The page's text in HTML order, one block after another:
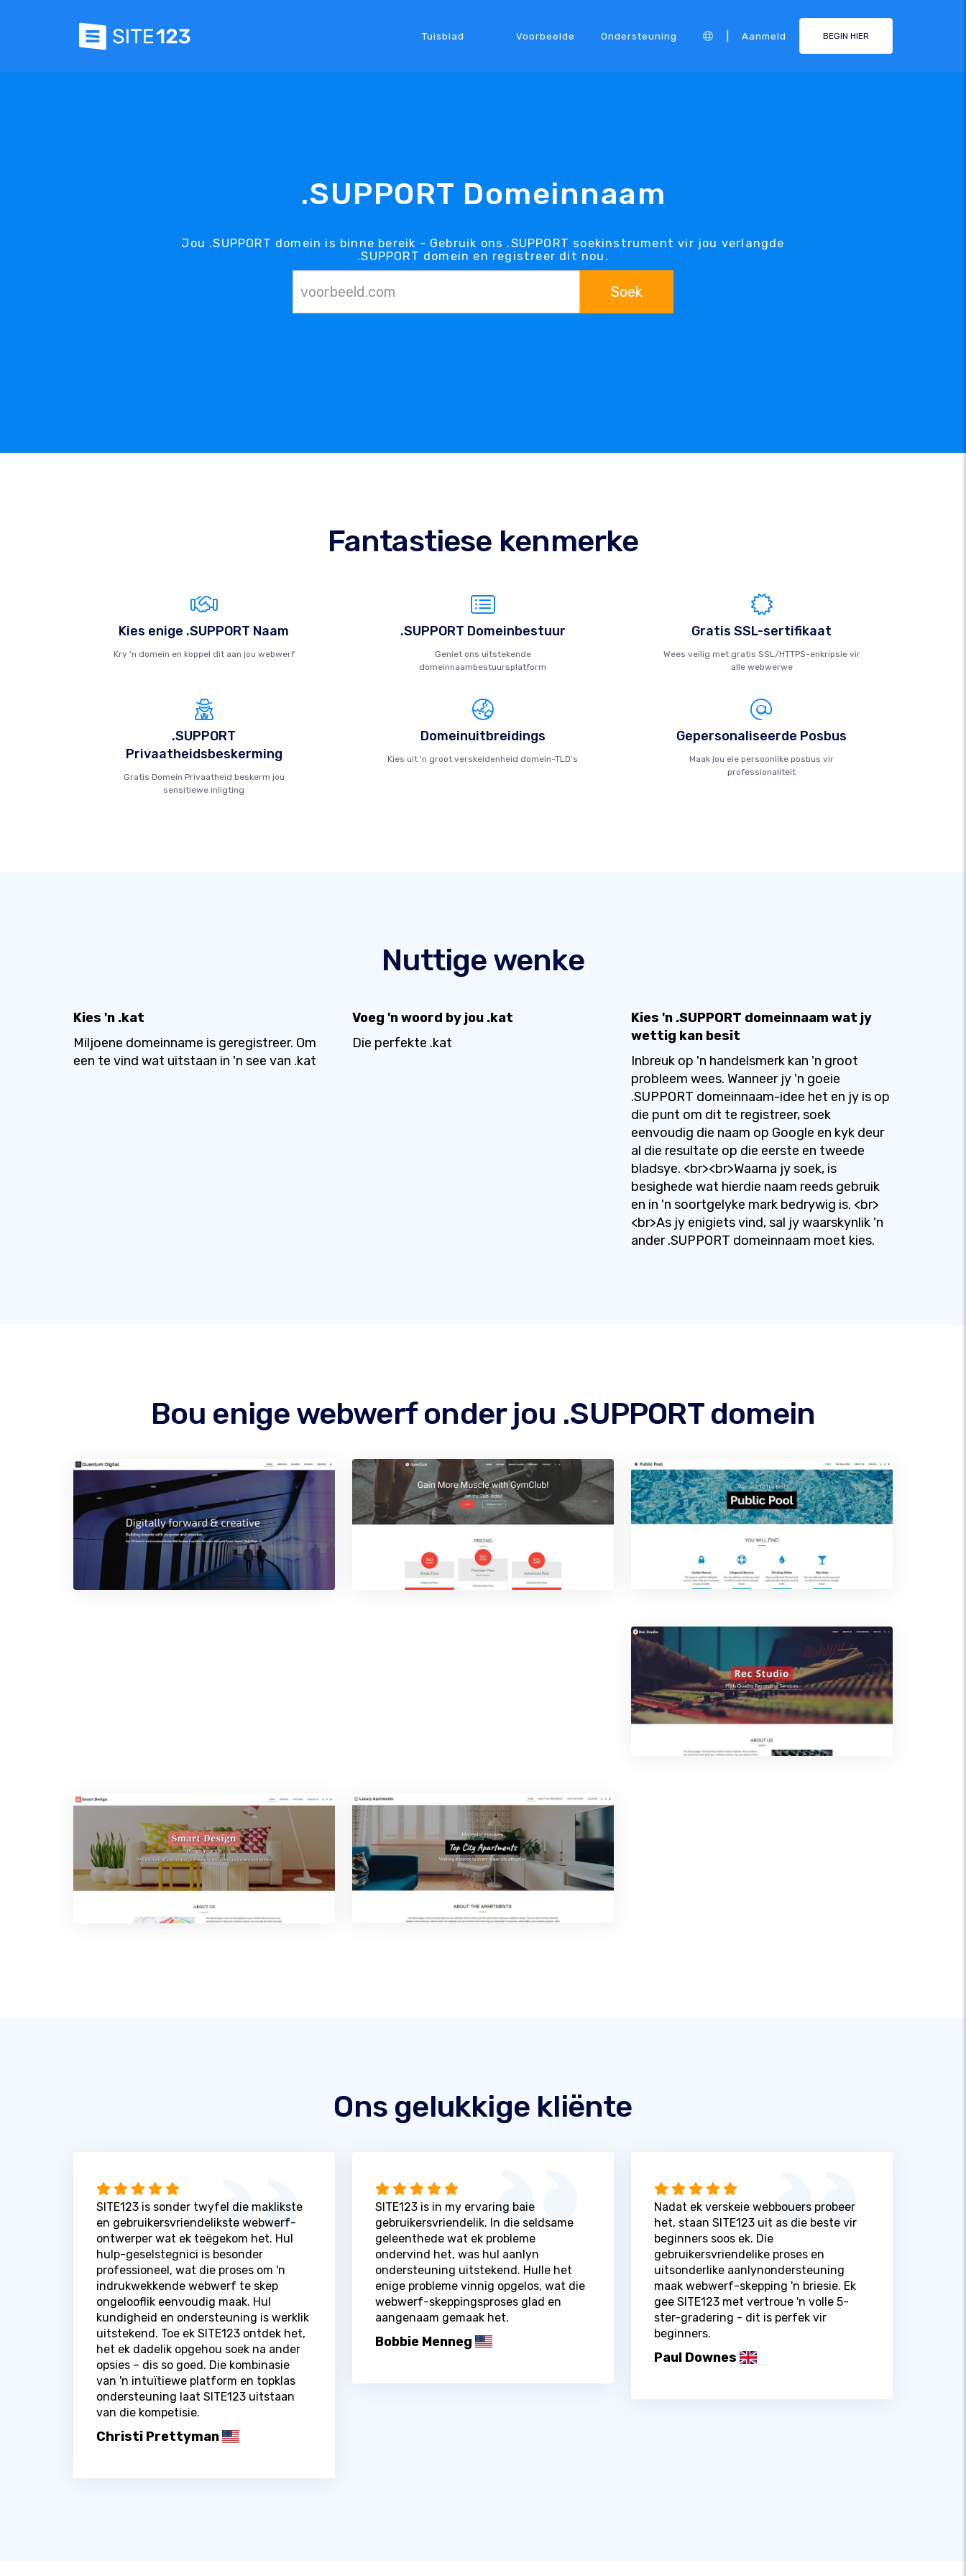
Tuisblad Voorbeelde Ondersteuning Aanmeld BEGIN HIER
.SUPPORT Domeinnaam
Jou .SUPPORT domein is binne bereik - Gebruik ons .SUPPORT soekinstrument vir jou verlangde
.SUPPORT domein en registreer dit nou.
Soek
Fantastiese kenmerke
Kies enige .SUPPORT Naam
Kry 'n domein en koppel dit aan jou webwerf
.SUPPORT Domeinbestuur
Geniet ons uitstekende
domeinnaambestuursplatform
Gratis SSL-sertifikaat
Wees veilig met gratis SSL/HTTPS-enkripsie vir
alle webwerwe
.SUPPORT
Privaatheidsbeskerming
Gratis Domein Privaatheid beskerm jou
sensitiewe inligting
Domeinuitbreidings
Kies uit 'n groot verskeidenheid domein-TLD's
Gepersonaliseerde Posbus
Maak jou eie persoonlike posbus vir
professionaliteit
Nuttige wenke
Kies 'n .kat
Miljoene domeinname is geregistreer. Om
een ​​te vind wat uitstaan ​​in 'n see van .kat
Voeg 'n woord by jou .kat
Die perfekte .kat
Kies 'n .SUPPORT domeinnaam wat jy
wettig kan besit
Inbreuk op 'n handelsmerk kan 'n groot
probleem wees. Wanneer jy 'n goeie
.SUPPORT domeinnaam-idee het en jy is op
die punt om dit te registreer, soek
eenvoudig die naam op Google en kyk deur
al die resultate op die eerste en tweede
bladsye. <br><br>Waarna jy soek, is
besighede wat hierdie naam reeds gebruik
en in 'n soortgelyke mark bedrywig is. <br>
<br>As jy enigiets vind, sal jy waarskynlik 'n
ander .SUPPORT domeinnaam moet kies.
Bou enige webwerf onder jou .SUPPORT domein
Ons gelukkige kliënte
SITE123 is sonder twyfel die maklikste
en gebruikersvriendelikste webwerf-
ontwerper wat ek teëgekom het. Hul
hulp-geselstegnici is besonder
professioneel, wat die proses om 'n
indrukwekkende webwerf te skep
ongelooflik eenvoudig maak. Hul
kundigheid en ondersteuning is werklik
uitstekend. Toe ek SITE123 ontdek het,
het ek dadelik opgehou soek na ander
opsies – dis so goed. Die kombinasie
van 'n intuïtiewe platform en topklas
ondersteuning laat SITE123 uitstaan ​​
van die kompetisie.
Christi Prettyman
SITE123 is in my ervaring baie
gebruikersvriendelik. In die seldsame
geleenthede wat ek probleme
ondervind het, was hul aanlyn
ondersteuning uitstekend. Hulle het
enige probleme vinnig opgelos, wat die
webwerf-skeppingsproses glad en
aangenaam gemaak het.
Bobbie Menneg
Nadat ek verskeie webbouers probeer
het, staan ​​SITE123 uit as die beste vir
beginners soos ek. Die
gebruikersvriendelike proses en
uitsonderlike aanlynondersteuning
maak webwerf-skepping 'n briesie. Ek
gee SITE123 met vertroue 'n volle 5-
ster-gradering - dit is perfek vir
beginners.
Paul Downes